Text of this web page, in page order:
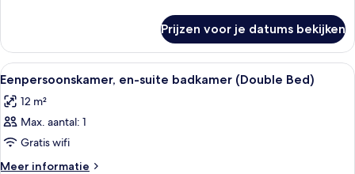
laden
tweepersoonskamer,
en-
suite
badkamer
Prijzen voor je datums bekijken
Alle
foto's
voor
Eenpersoonskamer,
en-
suite
Eenpersoonskamer, en-suite
4
Eenpersoonskamer, en-suite badkamer (Double Bed)
12 m²
Max. aantal: 1
Gratis wifi
Meer informatie
Meer